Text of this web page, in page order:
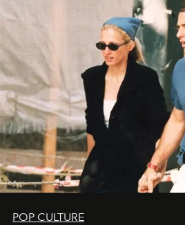
POP CULTURE